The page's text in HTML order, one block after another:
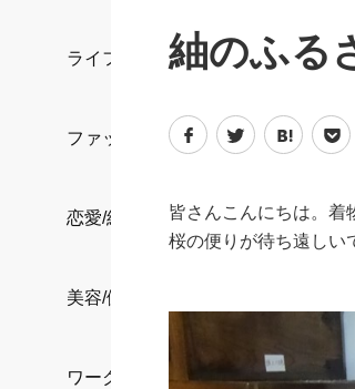
ライフスタイル
ファッション
恋愛/結婚/離婚
美容/健康
ワークスタイル
紬のふる
皆さんこんにちは。着
桜の便りが待ち遠しい